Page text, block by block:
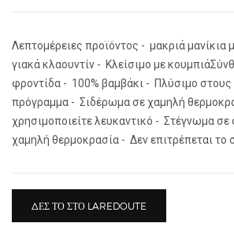
Λεπτομέρειες προϊόντος - μακριά μανίκια
γιακά κλαουντίν - Κλείσιμο με
φροντίδα - 100% βαμβάκι - Πλύσιμο στους
πρόγραμμα - Σιδέρωμα σε χαμηλή
χρησιμοποιείτε λευκαντικό - Στέγνωμα σε
χαμηλή θερμοκρασία - Δεν επιτρέπεται το
ΔΕΣ ΤΟ ΣΤΟ LAREDOUTE